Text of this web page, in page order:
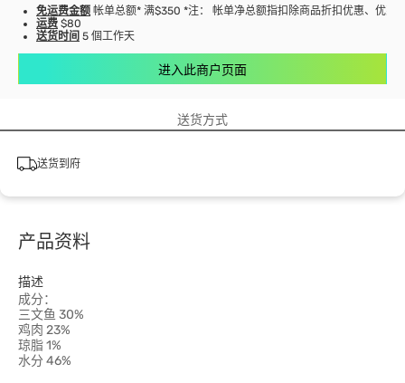
免运费金额 帐单总额* 满$350 *注： 帐单净总额指扣除商品折扣优惠、优惠
运费 $80
送货时间 5 個工作天
进入此商户页面
送货方式
送货到府
产品资料
描述
成分：
三文鱼 30%
鸡肉 23%
琼脂 1%
水分 46%